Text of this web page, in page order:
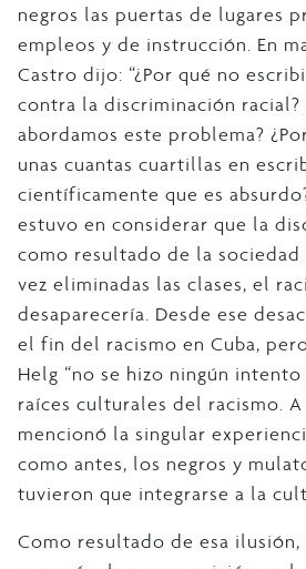
negros las puertas de lugares
empleos y de instrucción. En
Castro dijo: “¿Por qué no
contra la discriminación racial?
abordamos este problema?
unas cuantas cuartillas en
científicamente que es
estuvo en considerar que la
como resultado de la sociedad
vez eliminadas las clases, el
desaparecería. Desde ese
el fin del racismo en Cuba,
Helg “no se hizo ningún
raíces culturales del racismo. A
mencionó la singular
como antes, los negros y
tuvieron que integrarse a la
Como resultado de esa